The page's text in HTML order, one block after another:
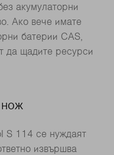
акумулаторни
Ако вече имате
батерии CAS,
да щадите ресурси
S 114 се нуждаят
извършва